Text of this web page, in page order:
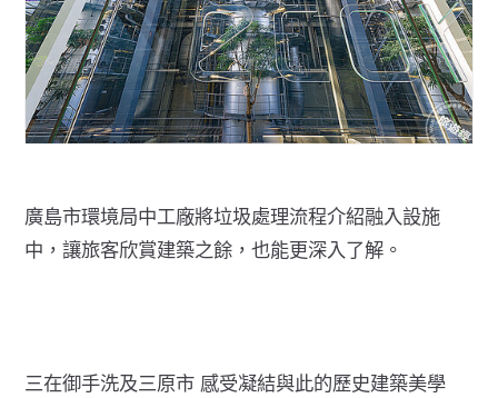
廣島市環境局中工廠將垃圾處理流程介紹融入設施
中，讓旅客欣賞建築之餘，也能更深入了解。
三在御手洗及三原市 感受凝結與此的歷史建築美學